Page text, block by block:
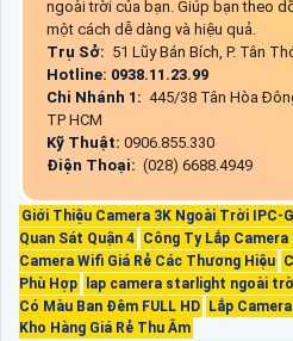
ngoài trời của bạn. Giúp bạn theo
một cách dễ dàng và hiệu quả.
Trụ Sở: 51 Lũy Bán Bích, P. Tân
Hotline: 0938.11.23.99
Chi Nhánh 1: 445/38 Tân Hòa
TP HCM
Kỹ Thuật: 0906.855.330
Điện Thoại: (028) 6688.4949
Giới Thiệu Camera 3K Ngoài Trời IPC-
Quan Sát Quận 4 Công Ty Lắp Camera
Camera Wifi Giá Rẻ Các Thương Hiệu
Phù Hợp
lap camera starlight ngoài
Có Màu Ban Đêm FULL HD Lắp
Kho Hàng Giá Rẻ Thu Âm